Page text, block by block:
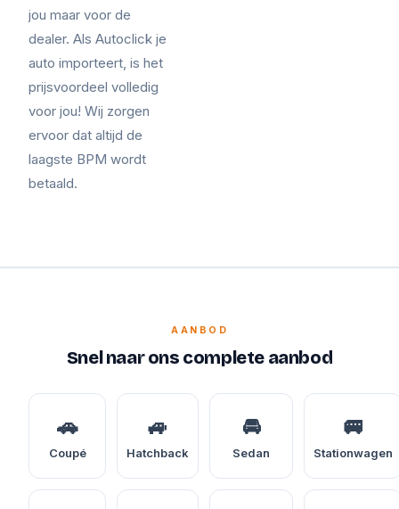
jou maar voor de
dealer. Als Autoclick je
auto importeert, is het
prijsvoordeel volledig
voor jou! Wij zorgen
ervoor dat altijd de
laagste BPM wordt
betaald.
AANBOD
Snel naar ons complete aanbod
🚗
Coupé
🚙
Hatchback
🚘
Sedan
🚐
Stationwagen